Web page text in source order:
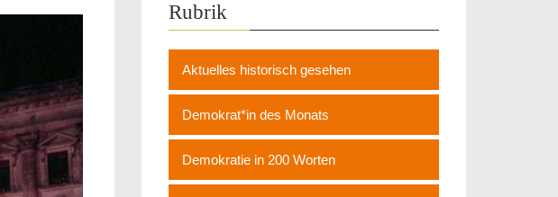
Rubrik
Aktuelles historisch gesehen
Demokrat*in des Monats
Demokratie in 200 Worten